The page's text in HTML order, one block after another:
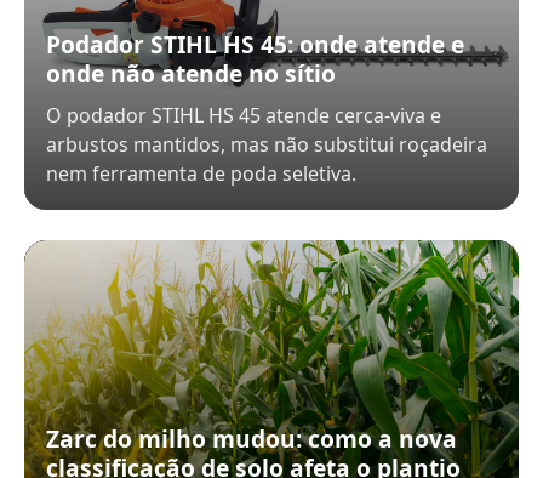
Podador STIHL HS 45: onde atende e
onde não atende no sítio
O podador STIHL HS 45 atende cerca-viva e
arbustos mantidos, mas não substitui roçadeira
nem ferramenta de poda seletiva.
Zarc do milho mudou: como a nova
classificação de solo afeta o plantio